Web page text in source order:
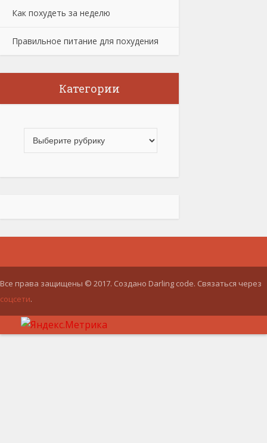
Как похудеть за неделю
Правильное питание для похудения
Категории
Все права защищены © 2017. Создано Darling code. Связаться через
соцсети.